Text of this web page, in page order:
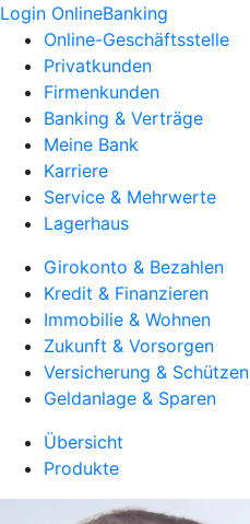
Login OnlineBanking
Online-Geschäftsstelle
Privatkunden
Firmenkunden
Banking & Verträge
Meine Bank
Karriere
Service & Mehrwerte
Lagerhaus
Girokonto & Bezahlen
Kredit & Finanzieren
Immobilie & Wohnen
Zukunft & Vorsorgen
Versicherung & Schützen
Geldanlage & Sparen
Übersicht
Produkte